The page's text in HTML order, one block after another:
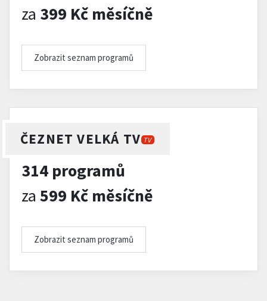
za 399 Kč měsíčně
Zobrazit seznam programů
ČEZNET VELKÁ TV TV
314 programů
za 599 Kč měsíčně
Zobrazit seznam programů